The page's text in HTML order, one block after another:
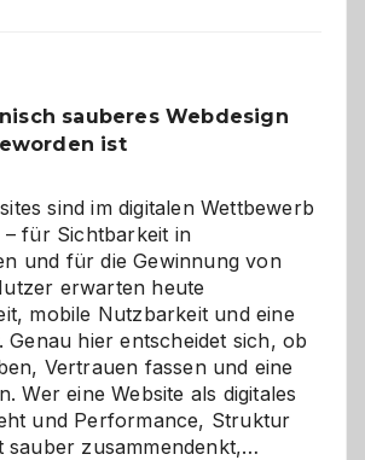
sauberes Webdesign
ist
sind im digitalen Wettbewerb
für Sichtbarkeit in
und für die Gewinnung von
erwarten heute
mobile Nutzbarkeit und eine
hier entscheidet sich, ob
Vertrauen fassen und eine
Wer eine Website als digitales
und Performance, Struktur
sauber zusammendenkt,…